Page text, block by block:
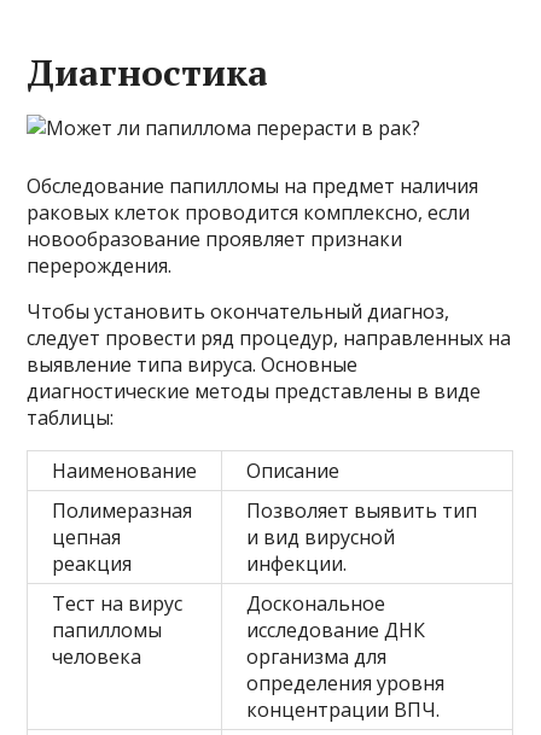
Диагностика
Обследование папилломы на предмет наличия
раковых клеток проводится комплексно, если
новообразование проявляет признаки
перерождения.
Чтобы установить окончательный диагноз,
следует провести ряд процедур, направленных на
выявление типа вируса. Основные
диагностические методы представлены в виде
таблицы:
Наименование
Описание
Полимеразная
цепная
реакция
Позволяет выявить тип
и вид вирусной
инфекции.
Тест на вирус
папилломы
человека
Доскональное
исследование ДНК
организма для
определения уровня
концентрации ВПЧ.